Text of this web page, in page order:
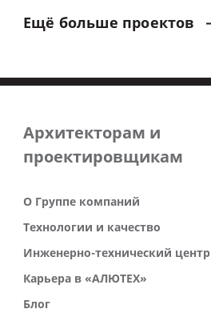
Ещё больше проектов
Архитекторам и
проектировщикам
О Группе компаний
Технологии и качество
Инженерно-технический центр
Карьера в «АЛЮТЕХ»
Блог